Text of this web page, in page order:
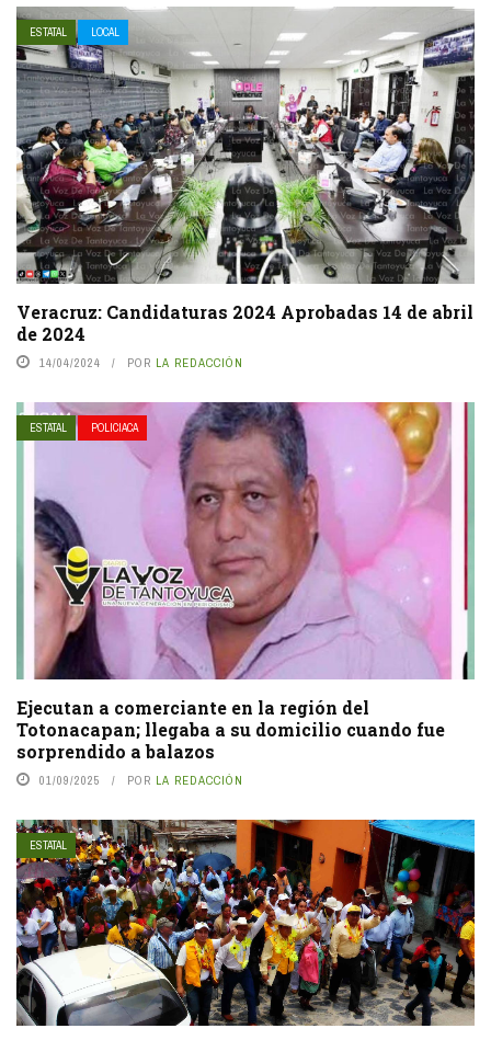
ESTATAL LOCAL
Veracruz: Candidaturas 2024 Aprobadas 14 de abril
de 2024
14/04/2024 POR LA REDACCIÓN
ESTATAL POLICIACA
Ejecutan a comerciante en la región del
Totonacapan; llegaba a su domicilio cuando fue
sorprendido a balazos
01/09/2025 POR LA REDACCIÓN
ESTATAL